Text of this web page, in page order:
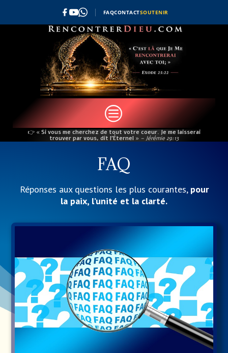
FAQCONTACTSOUTENIR
c
👉 « Si vous me cherchez de tout votre coeur. Je me laisserai
trouver par vous, dit l’Éternel » – Jérémie 29:13
FAQ
Réponses aux questions les plus courantes, pour
la paix, l’unité et la clarté.